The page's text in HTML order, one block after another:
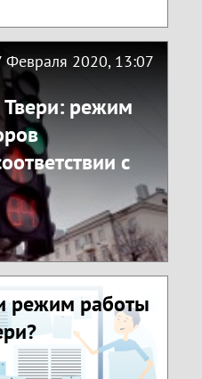
Февраля 2020, 13:07
режим
с
режим работы